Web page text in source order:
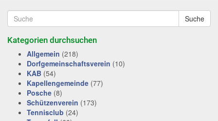
Suche
Kategorien durchsuchen
Allgemein (218)
Dorfgemeinschaftsverein (10)
KAB (54)
Kapellengemeinde (77)
Posche (8)
Schützenverein (173)
Tennisclub (24)